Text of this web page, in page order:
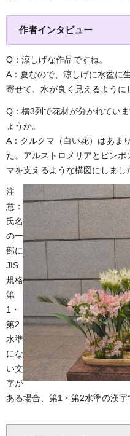
作者インタビュー
Q：涼しげな作品ですね。
A：夏なので、涼しげに水盆に
寄せて、水が良く見えるように
Q：横3列で花材が分かれてい
ょうか。
A：クルクマ（白い花）はあま
た。アルストロメリアとピン
マを支えるような構図にしまし
注
意：
氏名
の一
部に
JIS
規格
第
1・
第2
水準
にな
い文
字が
ある場合、第1・第2水準の漢字